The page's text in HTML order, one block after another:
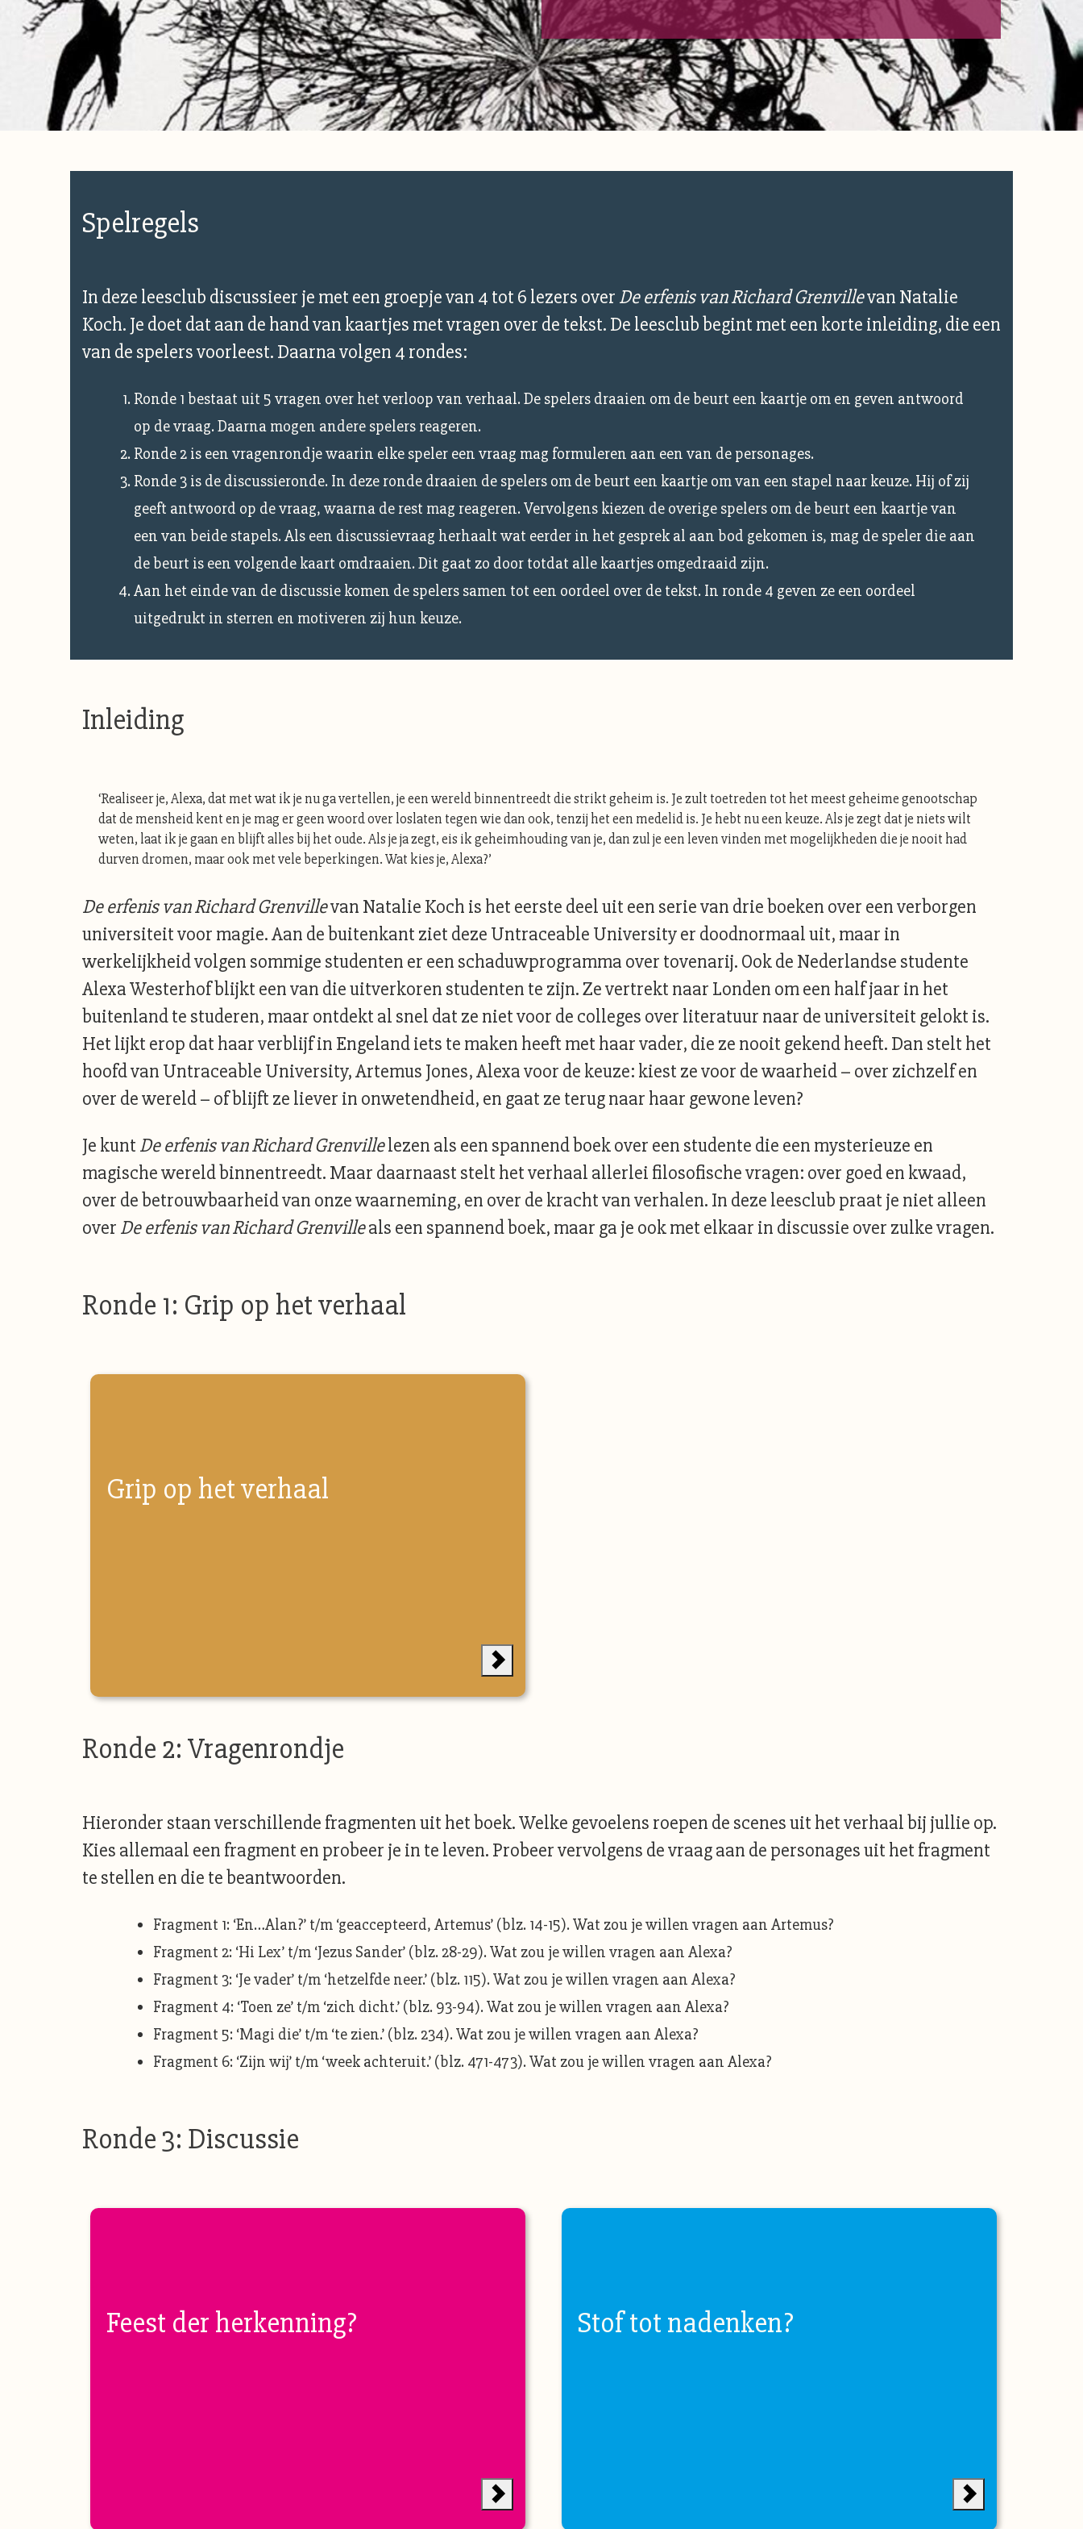
Spelregels
In deze leesclub discussieer je met een groepje van 4 tot 6 lezers over De erfenis van Richard Grenvillevan Natalie
Koch. Je doet dat aan de hand van kaartjes met vragen over de tekst. De leesclub begint met een korte inleiding, die een
van de spelers voorleest. Daarna volgen 4 rondes:
Ronde 1 bestaat uit 5 vragen over het verloop van verhaal. De spelers draaien om de beurt een kaartje om en geven antwoord
op de vraag. Daarna mogen andere spelers reageren.
Ronde 2 is een vragenrondje waarin elke speler een vraag mag formuleren aan een van de personages.
Ronde 3 is de discussieronde. In deze ronde draaien de spelers om de beurt een kaartje om van een stapel naar keuze. Hij of zij
geeft antwoord op de vraag, waarna de rest mag reageren. Vervolgens kiezen de overige spelers om de beurt een kaartje van
een van beide stapels. Als een discussievraag herhaalt wat eerder in het gesprek al aan bod gekomen is, mag de speler die aan
de beurt is een volgende kaart omdraaien. Dit gaat zo door totdat alle kaartjes omgedraaid zijn.
Aan het einde van de discussie komen de spelers samen tot een oordeel over de tekst. In ronde 4 geven ze een oordeel
uitgedrukt in sterren en motiveren zij hun keuze.
Inleiding
‘Realiseer je, Alexa, dat met wat ik je nu ga vertellen, je een wereld binnentreedt die strikt geheim is. Je zult toetreden tot het meest geheime genootschap
dat de mensheid kent en je mag er geen woord over loslaten tegen wie dan ook, tenzij het een medelid is. Je hebt nu een keuze. Als je zegt dat je niets wilt
weten, laat ik je gaan en blijft alles bij het oude. Als je ja zegt, eis ik geheimhouding van je, dan zul je een leven vinden met mogelijkheden die je nooit had
durven dromen, maar ook met vele beperkingen. Wat kies je, Alexa?’
De erfenis van Richard Grenvillevan Natalie Koch is het eerste deel uit een serie van drie boeken over een verborgen
universiteit voor magie. Aan de buitenkant ziet deze Untraceable University er doodnormaal uit, maar in
werkelijkheid volgen sommige studenten er een schaduwprogramma over tovenarij. Ook de Nederlandse studente
Alexa Westerhof blijkt een van die uitverkoren studenten te zijn. Ze vertrekt naar Londen om een half jaar in het
buitenland te studeren, maar ontdekt al snel dat ze niet voor de colleges over literatuur naar de universiteit gelokt is.
Het lijkt erop dat haar verblijf in Engeland iets te maken heeft met haar vader, die ze nooit gekend heeft. Dan stelt het
hoofd van Untraceable University, Artemus Jones, Alexa voor de keuze: kiest ze voor de waarheid – over zichzelf en
over de wereld – of blijft ze liever in onwetendheid, en gaat ze terug naar haar gewone leven?
Je kunt De erfenis van Richard Grenvillelezen als een spannend boek over een studente die een mysterieuze en
magische wereld binnentreedt. Maar daarnaast stelt het verhaal allerlei filosofische vragen: over goed en kwaad,
over de betrouwbaarheid van onze waarneming, en over de kracht van verhalen. In deze leesclub praat je niet alleen
over De erfenis van Richard Grenvilleals een spannend boek, maar ga je ook met elkaar in discussie over zulke vragen.
Ronde 1: Grip op het verhaal
Grip op het verhaal
Ronde 2: Vragenrondje
Hieronder staan verschillende fragmenten uit het boek. Welke gevoelens roepen de scenes uit het verhaal bij jullie op.
Kies allemaal een fragment en probeer je in te leven. Probeer vervolgens de vraag aan de personages uit het fragment
te stellen en die te beantwoorden.
Fragment 1: ‘En…Alan?’ t/m ‘geaccepteerd, Artemus’ (blz. 14-15). Wat zou je willen vragen aan Artemus?
Fragment 2: ‘Hi Lex’ t/m ‘Jezus Sander’ (blz. 28-29). Wat zou je willen vragen aan Alexa?
Fragment 3: ‘Je vader’ t/m ‘hetzelfde neer.’ (blz. 115). Wat zou je willen vragen aan Alexa?
Fragment 4: ‘Toen ze’ t/m ‘zich dicht.’ (blz. 93-94). Wat zou je willen vragen aan Alexa?
Fragment 5: ‘Magi die’ t/m ‘te zien.’ (blz. 234). Wat zou je willen vragen aan Alexa?
Fragment 6: ‘Zijn wij’ t/m ‘week achteruit.’ (blz. 471-473). Wat zou je willen vragen aan Alexa?
Ronde 3: Discussie
Feest der herkenning? Stof tot nadenken?